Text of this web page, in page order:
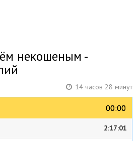
некошеным -
14 часов 28 минут
00:00
00:00
2:17:01